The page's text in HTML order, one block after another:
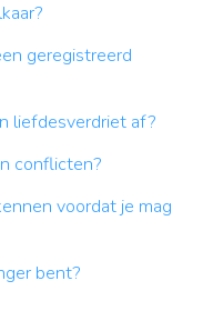
geregistreerd
liefdesverdriet af?
conflicten?
voordat je mag
bent?